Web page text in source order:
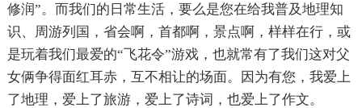
修润”。而我们的日常生活，要么是您在给我普及地理知
识、周游列国，省会啊，首都啊，景点啊，样样在行，或
是玩着我们最爱的“飞花令”游戏，也就常有了我们这对父
女俩争得面红耳赤，互不相让的场面。因为有您，我爱上
了地理，爱上了旅游，爱上了诗词，也爱上了作文。